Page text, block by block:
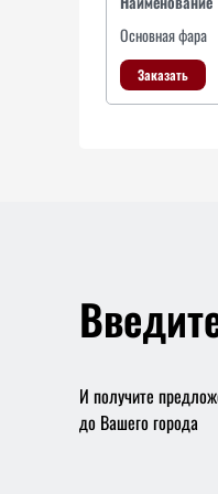
Основная фара
Заказать
И получите
до Вашего города